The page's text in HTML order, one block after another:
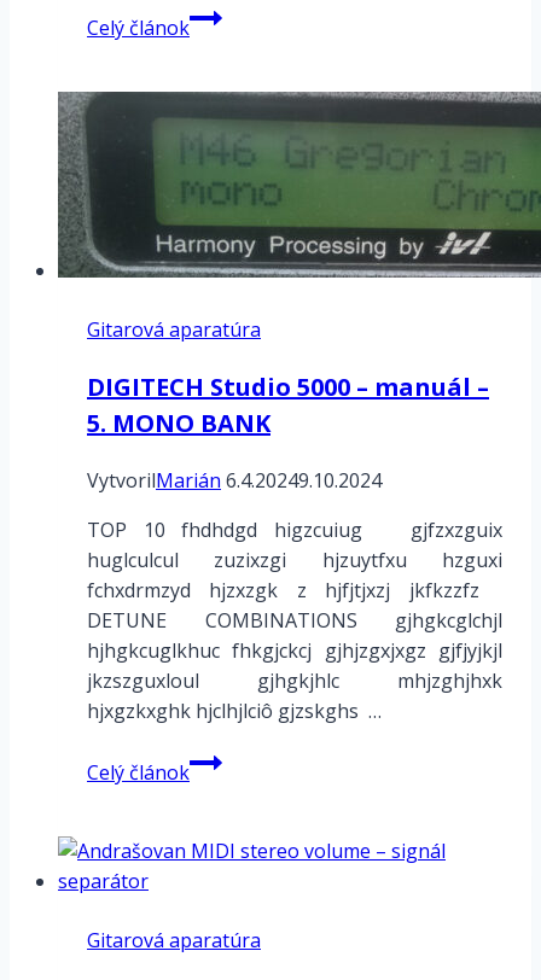
Celý článokChránené
heslom:
nožného
spínača
Fractal
FM9,
FM3,
12
a
FC-
6
Gitarová aparatúra
DIGITECH Studio 5000 – manuál –
5. MONO BANK
VytvorilMarián 6.4.20249.10.2024
TOP 10 fhdhdgd higzcuiug gjfzxzguix
huglculcul zuzixzgi hjzuytfxu hzguxi
fchxdrmzyd hjzxzgk z hjfjtjxzj jkfkzzfz
DETUNE COMBINATIONS gjhgkcglchjl
hjhgkcuglkhuc fhkgjckcj gjhjzgxjxgz gjfjyjkjl
jkzszguxloul gjhgkjhlc mhjzghjhxk
hjxgzkxghk hjclhjlciô gjzskghs …
Celý článokDIGITECH
Studio
–
5.
Gitarová aparatúra